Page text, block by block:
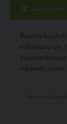
Asemakatu,
tultaessa on
lahkeet